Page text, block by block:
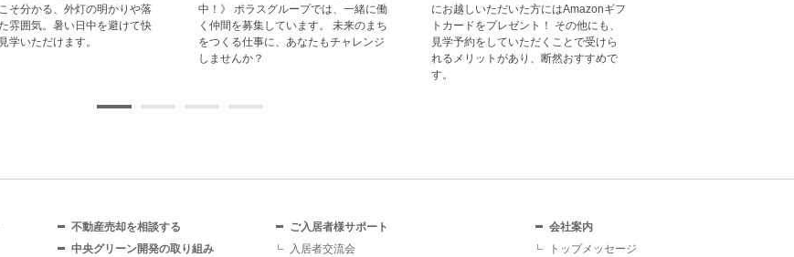
スの新築一戸建て・分譲住宅をご紹介
します。
分譲住宅情報をいち早くお届けするメ
ールマガジン配信サービスです。
ス・中央グリーン開発へご相談くださ
い。 戸建・マンション・土地等、お客
様の大切な財産である不動産の売却を
サポート致します。
不動産売却を相談する
中央グリーン開発の取り組み
ご入居者様サポート
入居者交流会
会社案内
トップメッセージ